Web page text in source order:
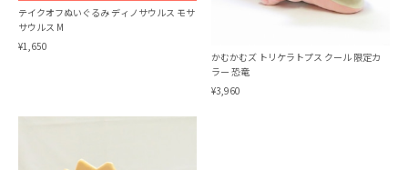
テイクオフぬいぐるみ ディノサウルス モサ
サウルス M
¥1,650
かむかむズ トリケラトプス クール 限定カ
ラー 恐竜
¥3,960